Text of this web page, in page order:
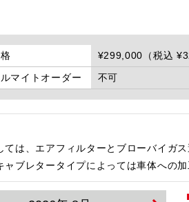
¥299,000（税込
マイトオーダー 不可
は、エアフィルターとブローバイガ
ブレタータイプによっては車体への